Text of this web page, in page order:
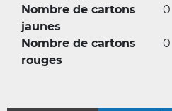
Nombre de cartons
jaunes
0
Nombre de cartons
rouges
0